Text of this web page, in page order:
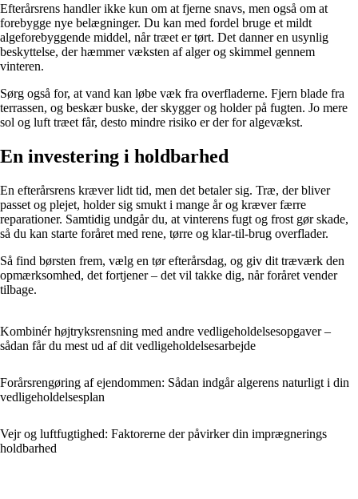
Efterårsrens handler ikke kun om at fjerne snavs, men også om at
forebygge nye belægninger. Du kan med fordel bruge et mildt
algeforebyggende middel, når træet er tørt. Det danner en usynlig
beskyttelse, der hæmmer væksten af alger og skimmel gennem
vinteren.
Sørg også for, at vand kan løbe væk fra overfladerne. Fjern blade fra
terrassen, og beskær buske, der skygger og holder på fugten. Jo mere
sol og luft træet får, desto mindre risiko er der for algevækst.
En investering i holdbarhed
En efterårsrens kræver lidt tid, men det betaler sig. Træ, der bliver
passet og plejet, holder sig smukt i mange år og kræver færre
reparationer. Samtidig undgår du, at vinterens fugt og frost gør skade,
så du kan starte foråret med rene, tørre og klar-til-brug overflader.
Så find børsten frem, vælg en tør efterårsdag, og giv dit træværk den
opmærksomhed, det fortjener – det vil takke dig, når foråret vender
tilbage.
Kombinér højtryksrensning med andre vedligeholdelsesopgaver –
sådan får du mest ud af dit vedligeholdelsesarbejde
Forårsrengøring af ejendommen: Sådan indgår algerens naturligt i din
vedligeholdelsesplan
Vejr og luftfugtighed: Faktorerne der påvirker din imprægnerings
holdbarhed